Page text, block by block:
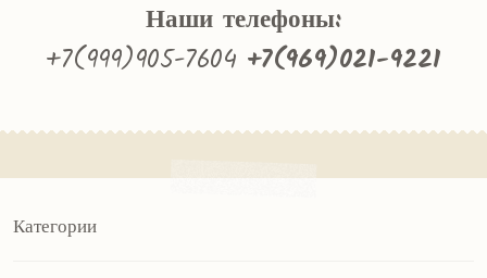
Наши телефоны:
+7(999)905-7604 +7(969)021-9221
Категории